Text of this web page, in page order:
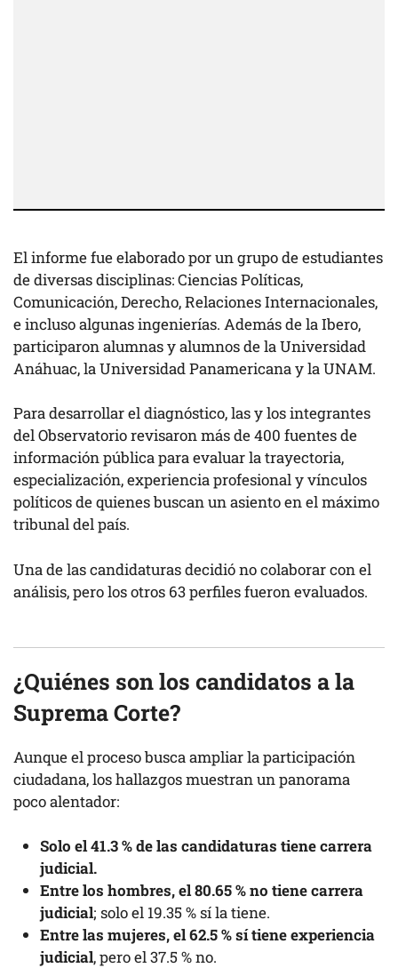
El informe fue elaborado por un grupo de estudiantes
de diversas disciplinas: Ciencias Políticas,
Comunicación, Derecho, Relaciones Internacionales,
e incluso algunas ingenierías. Además de la Ibero,
participaron alumnas y alumnos de la Universidad
Anáhuac, la Universidad Panamericana y la UNAM.
Para desarrollar el diagnóstico, las y los integrantes
del Observatorio revisaron más de 400 fuentes de
información pública para evaluar la trayectoria,
especialización, experiencia profesional y vínculos
políticos de quienes buscan un asiento en el máximo
tribunal del país.
Una de las candidaturas decidió no colaborar con el
análisis, pero los otros 63 perfiles fueron evaluados.
¿Quiénes son los candidatos a la
Suprema Corte?
Aunque el proceso busca ampliar la participación
ciudadana, los hallazgos muestran un panorama
poco alentador:
Solo el 41.3 % de las candidaturas tiene carrera
judicial.
Entre los hombres, el 80.65 % no tiene carrera
judicial; solo el 19.35 % sí la tiene.
Entre las mujeres, el 62.5 % sí tiene experiencia
judicial, pero el 37.5 % no.